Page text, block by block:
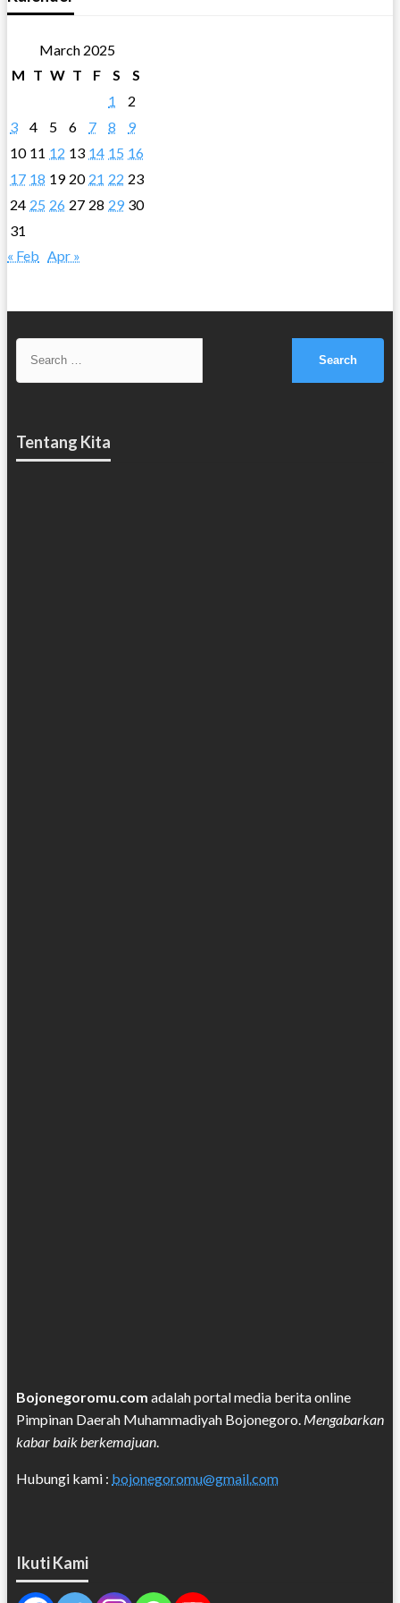
March 2025
M T W T F S
S
1
2
3
4 5 6 7 8
9
10 11 12 13 14 15 16
17 18 19 20 21 22 23
24 25 26 27 28 29 30
31
« Feb Apr »
Tentang Kita
Bojonegoromu.com adalah portal media berita online
Pimpinan Daerah Muhammadiyah Bojonegoro. Mengabarkan
kabar baik berkemajuan
Hubungi kami : bojonegoromu@gmail.com
Ikuti Kami